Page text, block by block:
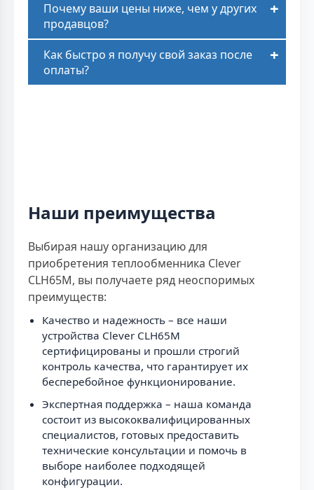
Почему ваши цены ниже, чем у других
продавцов?
Как быстро я получу свой заказ после
оплаты?
Наши преимущества
Выбирая нашу организацию для
приобретения теплообменника Clever
CLH65M, вы получаете ряд неоспоримых
преимуществ:
Качество и надежность – все наши
устройства Clever CLH65M
сертифицированы и прошли строгий
контроль качества, что гарантирует их
бесперебойное функционирование.
Экспертная поддержка – наша команда
состоит из высококвалифицированных
специалистов, готовых предоставить
технические консультации и помочь в
выборе наиболее подходящей
конфигурации.